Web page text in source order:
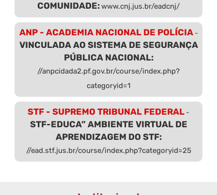
COMUNIDADE:www.cnj.jus.br/eadcnj/
ANP - ACADEMIA NACIONAL DE POLÍCIA-
VINCULADA AO SISTEMA DE SEGURANÇA
PÚBLICA NACIONAL:
//anpcidada2.pf.gov.br/course/index.php?
categoryid=1
STF - SUPREMO TRIBUNAL FEDERAL -
STF-EDUCA” AMBIENTE VIRTUAL DE
APRENDIZAGEM DO STF:
//ead.stf.jus.br/course/index.php?categoryid=25